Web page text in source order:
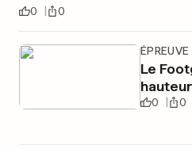
0 0
Le
0 0